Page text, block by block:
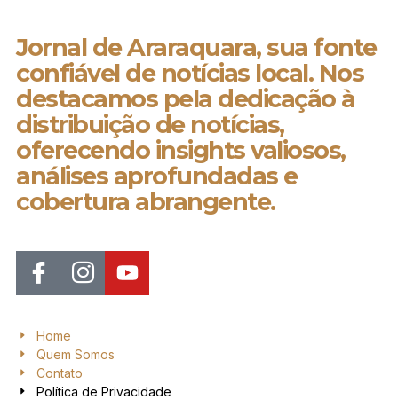
Jornal de Araraquara, sua fonte
confiável de notícias local. Nos
destacamos pela dedicação à
distribuição de notícias,
oferecendo insights valiosos,
análises aprofundadas e
cobertura abrangente.
Home
Quem Somos
Contato
Política de Privacidade